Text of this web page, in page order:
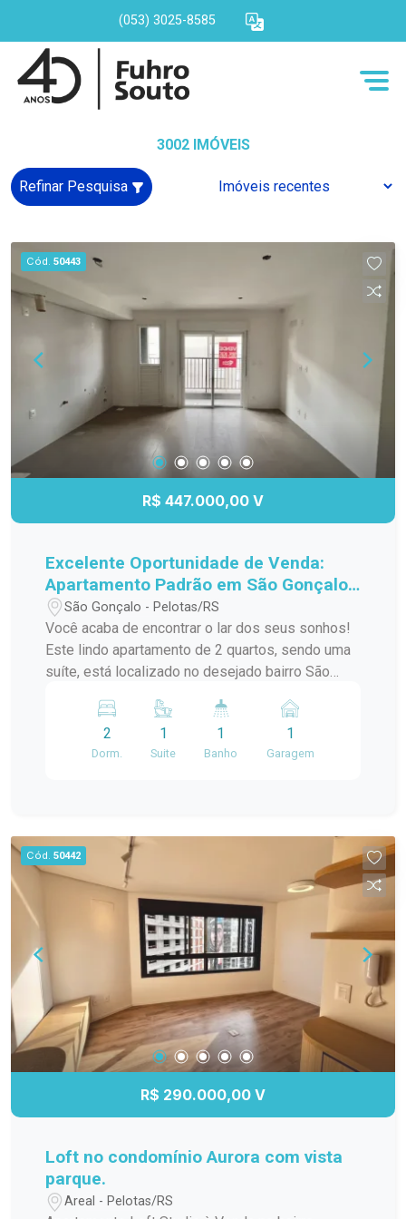
(053) 3025-8585
3002 IMÓVEIS
Refinar Pesquisa
Cód. 50443
R$ 447.000,00 V
Excelente Oportunidade de Venda:
Apartamento Padrão em São Gonçalo,
Pelotas/RS
São Gonçalo - Pelotas/RS
Você acaba de encontrar o lar dos seus sonhos!
Este lindo apartamento de 2 quartos, sendo uma
suíte, está localizado no desejado bairro São
e do Fórum. Com uma sacada charmosa e
churrasqueira, este espaço é perfeito para
receber amigos e familiares em momentos de
comemorações, espaço gourmet para preparar
refeições especiais, quadra poliesportiva para os
amantes de esportes e um playground seguro e
divertido para as crianças. Não perca a chance de
viver em um lugar que une conforto, praticidade e
lazer. Agende sua visita e venha conhecer esse
incrível apartamento!
2
Dorm.
1
Suite
1
Banho
1
Garagem
Cód. 50442
R$ 290.000,00 V
Loft no condomínio Aurora com vista
parque.
Areal - Pelotas/RS